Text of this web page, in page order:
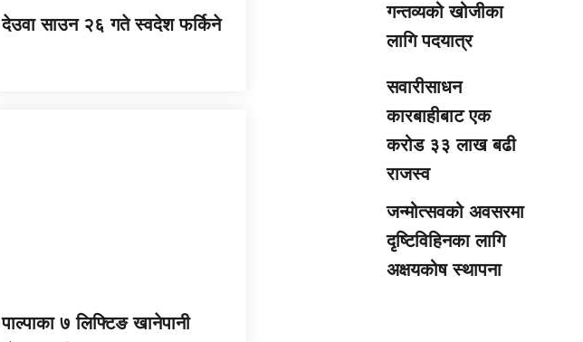
देउवा साउन २६ गते स्वदेश फर्किने
पाल्पाका ७ लिफ्टिङ खानेपानी
गन्तव्यको खोजीका
लागि पदयात्र
सवारीसाधन
कारबाहीबाट एक
करोड ३३ लाख बढी
राजस्व
जन्मोत्सवको अवसरमा
दृष्टिविहिनका लागि
अक्षयकोष स्थापना